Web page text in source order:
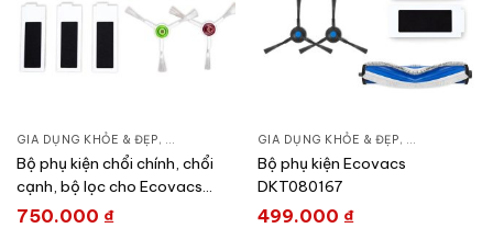
GIA DỤNG KHỎE & ĐẸP, CHĂM SÓC NHÀ CỬA, HÚT BỤI – ROBOT HÚT BỤI
Bộ phụ kiện chổi chính, chổi
cạnh, bộ lọc cho Ecovacs
T20e OMNI DKT010117
750.000 ₫
GIA DỤNG KHỎE & ĐẸP, CHĂM SÓC
Bộ phụ kiện Ecovacs
DKT080167
499.000 ₫